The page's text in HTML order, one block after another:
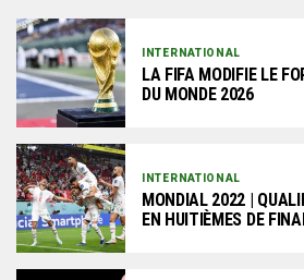
INTERNATIONAL
LA FIFA MODIFIE LE
DU MONDE 2026
INTERNATIONAL
MONDIAL 2022 |
EN HUITIÈMES DE